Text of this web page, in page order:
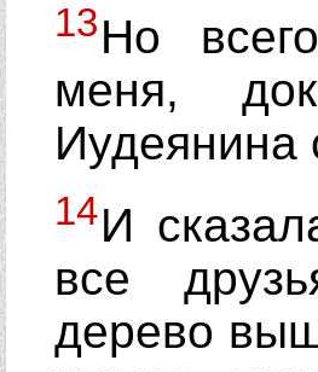
13Но
меня,
Иудеянина
14И
все
дерево